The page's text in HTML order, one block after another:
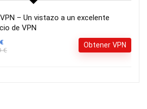
– Un vistazo a un excelente
de VPN
€
Obtener VPN